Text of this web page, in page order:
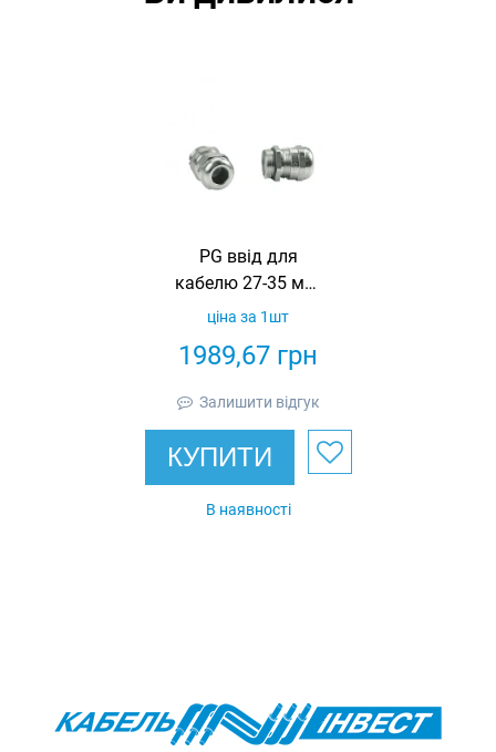
PG ввід для
кабелю 27-35 мм,
M50
1989,67 грн
ціна за 1шт
Залишити відгук
КУПИТИ
В наявності